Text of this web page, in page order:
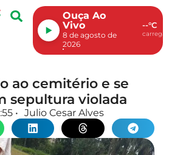
Ouça Ao
Vivo
8 de agosto de
2026
--°C
ao cemitério e se
sepultura violada
• Julio Cesar Alves